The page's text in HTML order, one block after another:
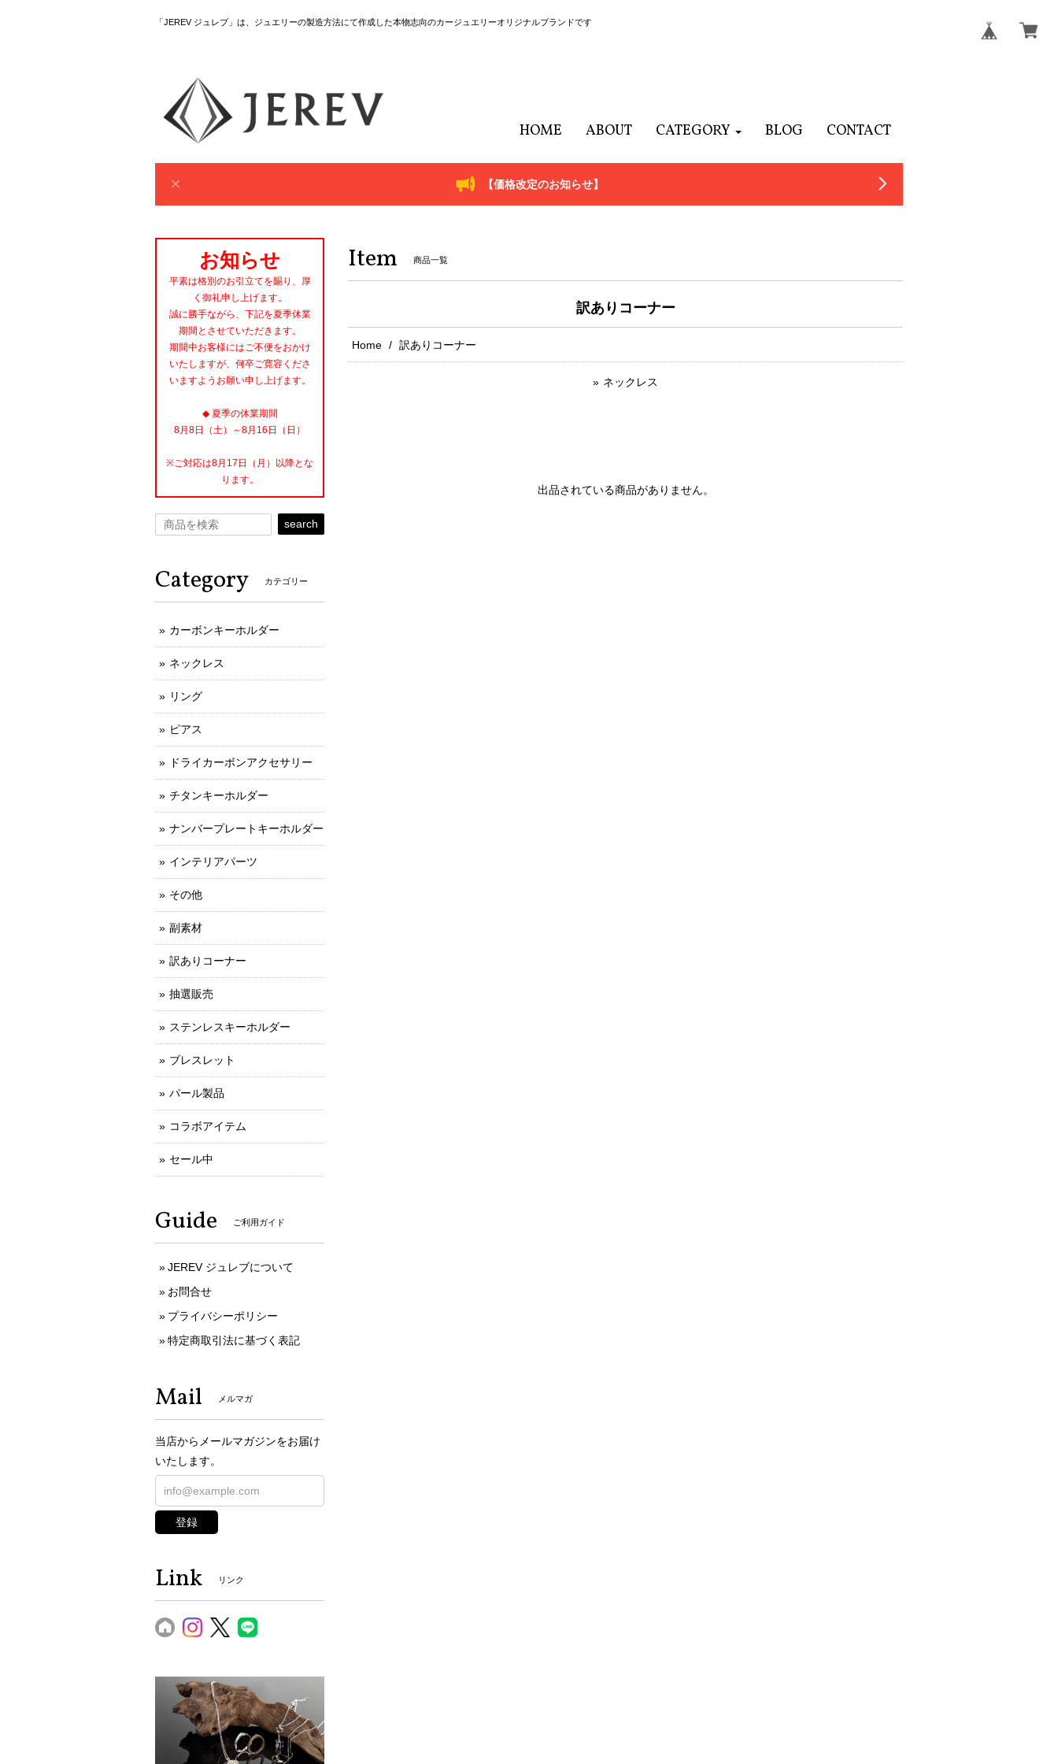
「JEREV ジュレブ」は、ジュエリーの製造方法にて作成した本物志向のカージュエリーオリジナルブランドです
HOME ABOUT CATEGORY BLOG CONTACT
【価格改定のお知らせ】
Item 商品一覧
訳ありコーナー
Home 訳ありコーナー
ネックレス
出品されている商品がありません。
お知らせ
平素は格別のお引立てを賜り、厚
く御礼申し上げます。
誠に勝手ながら、下記を夏季休業
期間とさせていただきます。
期間中お客様にはご不便をおかけ
いたしますが、何卒ご寛容くださ
いますようお願い申し上げます。
◆ 夏季の休業期間
8月8日（土）～8月16日（日）
※ご対応は8月17日（月）以降とな
ります。
search
Category カテゴリー
カーボンキーホルダー
ネックレス
リング
ピアス
ドライカーボンアクセサリー
チタンキーホルダー
ナンバープレートキーホルダー
インテリアパーツ
その他
副素材
訳ありコーナー
抽選販売
ステンレスキーホルダー
ブレスレット
パール製品
コラボアイテム
セール中
Guide ご利用ガイド
JEREV ジュレブについて
お問合せ
プライバシーポリシー
特定商取引法に基づく表記
Mail メルマガ
当店からメールマガジンをお届け
いたします。
登録
Link リンク